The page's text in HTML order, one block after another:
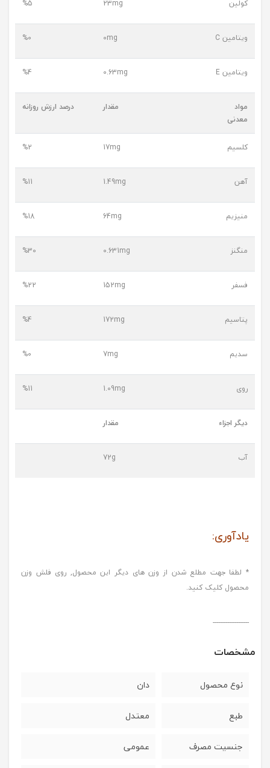
کولین 23mg
%5
ویتامین C 0mg
%0
ویتامین E 0.63mg
%4
مواد
معدنی
مقدار درصد ارزش روزانه
کلسیم 17mg
%2
آهن 1.49mg
%11
منیزیم 64mg
%18
منگنز 0.631mg
%30
فسفر 152mg
%22
پتاسیم 172mg
%4
سدیم 7mg
%0
روی 1.09mg
%11
دیگر اجزاء مقدار
آب 72g
یادآوری:
* لطفا جهت مطلع شدن از وزن های دیگر این محصول, روی فلش وزن
محصول کلیک کنید.
--------------------
مشخصات
نوع محصول دان
طبع معتدل
جنسیت مصرف عمومی